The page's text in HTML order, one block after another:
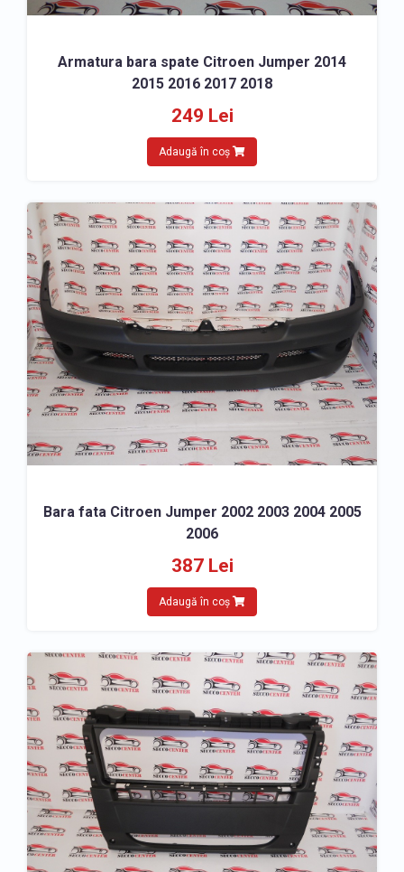
Armatura bara spate Citroen Jumper 2014
2015 2016 2017 2018
249 Lei
Adaugă în coș
Bara fata Citroen Jumper 2002 2003 2004 2005
2006
387 Lei
Adaugă în coș